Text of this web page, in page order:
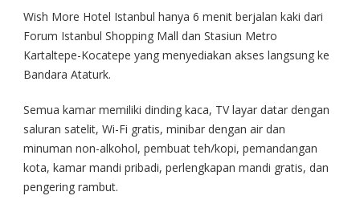
Wish More Hotel Istanbul hanya 6 menit berjalan kaki dari
Forum Istanbul Shopping Mall dan Stasiun Metro
Kartaltepe-Kocatepe yang menyediakan akses langsung ke
Bandara Ataturk.
Semua kamar memiliki dinding kaca, TV layar datar dengan
saluran satelit, Wi-Fi gratis, minibar dengan air dan
minuman non-alkohol, pembuat teh/kopi, pemandangan
kota, kamar mandi pribadi, perlengkapan mandi gratis, dan
pengering rambut.